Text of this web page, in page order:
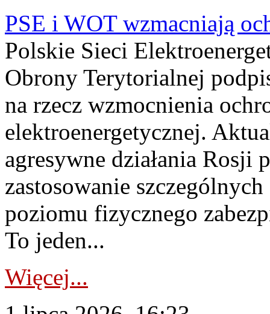
PSE i WOT wzmacniają
Polskie Sieci
Obrony Terytorialnej
na rzecz wzmocnienia
elektroenergetycznej.
agresywne działania Rosji
zastosowanie
poziomu fizycznego
To jeden...
Więcej...